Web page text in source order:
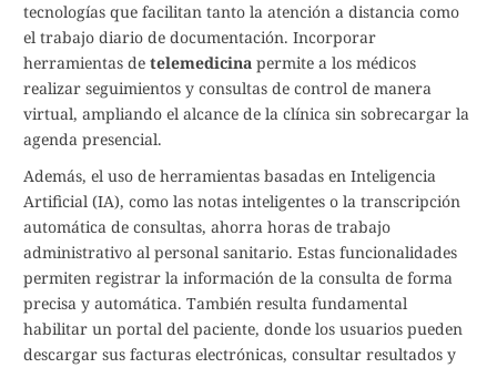
tecnologías que facilitan tanto la atención a distancia como
el trabajo diario de documentación. Incorporar
herramientas de telemedicina permite a los médicos
realizar seguimientos y consultas de control de manera
virtual, ampliando el alcance de la clínica sin sobrecargar la
agenda presencial.
Además, el uso de herramientas basadas en Inteligencia
Artificial (IA), como las notas inteligentes o la transcripción
automática de consultas, ahorra horas de trabajo
administrativo al personal sanitario. Estas funcionalidades
permiten registrar la información de la consulta de forma
precisa y automática. También resulta fundamental
habilitar un portal del paciente, donde los usuarios pueden
descargar sus facturas electrónicas, consultar resultados y